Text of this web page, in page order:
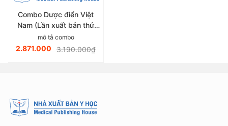
Combo Dược điển Việt
Nam (Lần xuất bản thứ
sáu)
mô tả combo
2.871.000 3.190.000₫